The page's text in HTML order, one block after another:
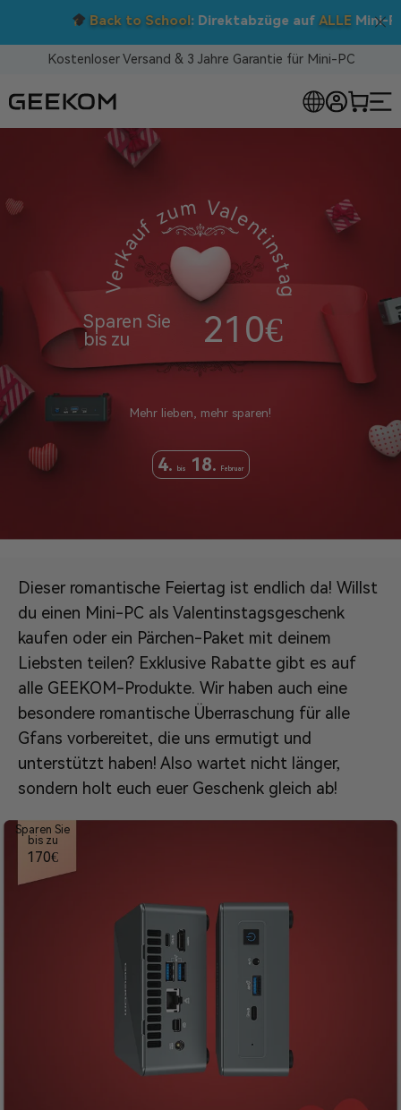
Back to School: Direktabzüge aufALLEMini-PCs!
Kostenloser Versand & 3 Jahre Garantie für Mini-PC
Verkauf zum Valentinstag
Mehr lieben, mehr sparen!
Sparen Sie
bis zu
210€
4. bis 18. Februar
Dieser romantische Feiertag ist endlich da! Willst
du einen Mini-PC als Valentinstagsgeschenk
kaufen oder ein Pärchen-Paket mit deinem
Liebsten teilen? Exklusive Rabatte gibt es auf
alle GEEKOM-Produkte. Wir haben auch eine
besondere romantische Überraschung für alle
Gfans vorbereitet, die uns ermutigt und
unterstützt haben! Also wartet nicht länger,
sondern holt euch euer Geschenk gleich ab!
Sparen Sie
bis zu
170€
MINI-PCS